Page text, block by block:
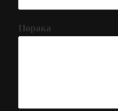
Порака